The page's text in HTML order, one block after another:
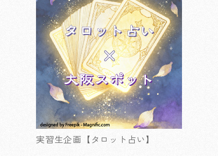
実習生企画【タロット占い】